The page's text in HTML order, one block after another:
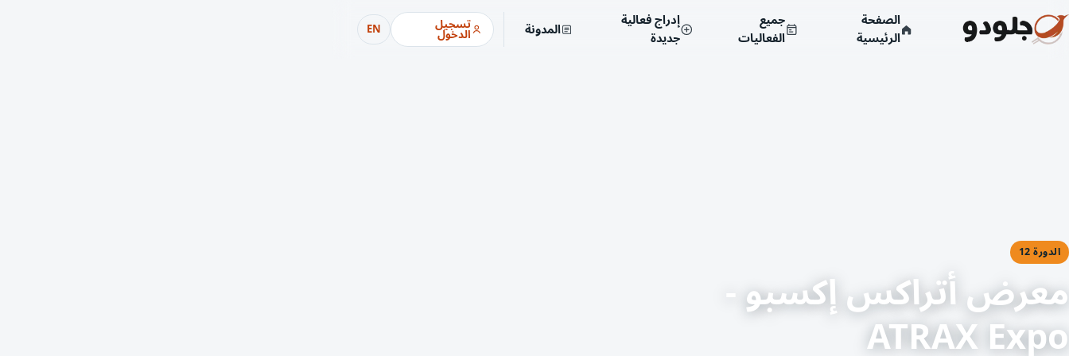
الصفحة
الرئيسية
جميع
الفعاليات
إدراج فعالية
جديدة المدونة تسجيل
الدخول EN
الدورة 12
معرض أتراكس إكسبو -
ATRAX Expo